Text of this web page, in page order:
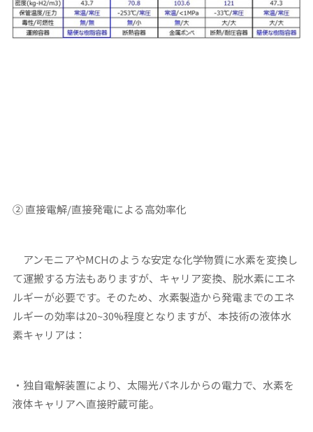
②直接電解/直接発電による高効率化
アンモニアやMCHのような安定な化学物質に水素を変換し
て運搬する方法もありますが、キャリア変換、脱水素にエネ
ルギーが必要です。そのため、水素製造から発電までのエネ
ルギーの効率は20~30%程度となりますが、本技術の液体水
素キャリアは：
・独自電解装置により、太陽光パネルからの電力で、水素を
液体キャリアへ直接貯蔵可能。